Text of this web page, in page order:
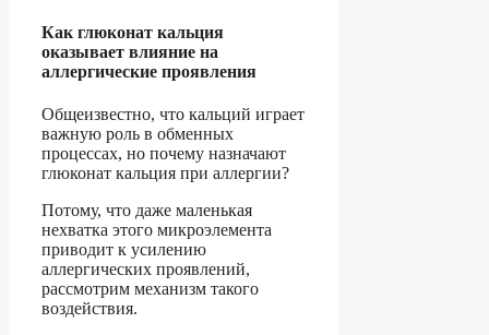
Как глюконат кальция
оказывает влияние на
аллергические проявления
Общеизвестно, что кальций играет
важную роль в обменных
процессах, но почему назначают
глюконат кальция при аллергии?
Потому, что даже маленькая
нехватка этого микроэлемента
приводит к усилению
аллергических проявлений,
рассмотрим механизм такого
воздействия.